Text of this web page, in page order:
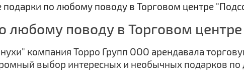
по любому поводу в Торговом центре
любому поводу в Торговом
компания Торро Групп ООО арендавала
выбор интересных и необычных подарков